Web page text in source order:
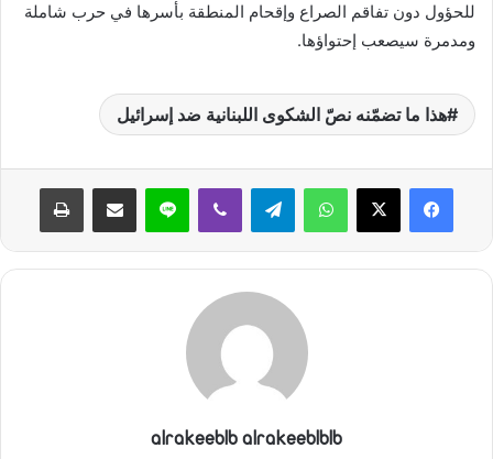
للحؤول دون تفاقم الصراع وإقحام المنطقة بأسرها في حرب شاملة
ومدمرة سيصعب إحتواؤها.
هذا ما تضمّنه نصّ الشكوى اللبنانية ضد إسرائيل
واتساب تيلقرام ڤايبر لاين مشاركة عبر البريد طباعة
alrakeeblb alrakeeblblb